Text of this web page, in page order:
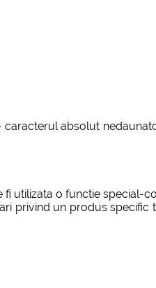
absolut
fi utilizata o functie special-
privind un produs specific